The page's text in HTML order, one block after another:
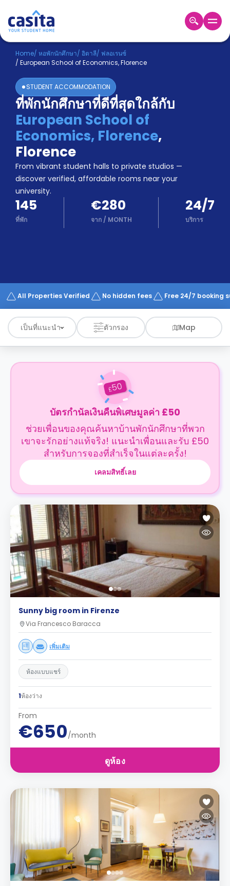
Home TH EUR
เข้าสู่
ระบบ
Booking
Accommodation
About
us
Blog
Refer
And
Earn
Become
A
Partner
Help
and
Phone
Works
Home/ หอพักนักศึกษา/ อิตาลี/ ฟลอเรนซ์
/ European School of Economics, Florence
STUDENT ACCOMMODATION
ที่พักนักศึกษาที่ดีที่สุดใกล้กับ
European School of
Economics, Florence,
Florence
From vibrant student halls to private studios —
discover verified, affordable rooms near your
university.
145
ที่พัก
€280
จาก/ MONTH
24/7
บริการ
All Properties Verified No hidden fees Free 24/7 booking
เป็นที่แนะนำ ตัวกรอง Map
£50
บัตรกำนัลเงินคืนพิเศษมูลค่า £50
ช่วยเพื่อนของคุณค้นหาบ้านพักนักศึกษาที่พวก
เขาจะรักอย่างแท้จริง! แนะนำเพื่อนและรับ £50
สำหรับการจองที่สำเร็จในแต่ละครั้ง!
เคลมสิทธิ์เลย
Sunny big room in Firenze
Via Francesco Baracca
เพิ่มเติม
ห้องแบบแชร์
1ห้องว่าง
From
€650/month
ดูห้อง